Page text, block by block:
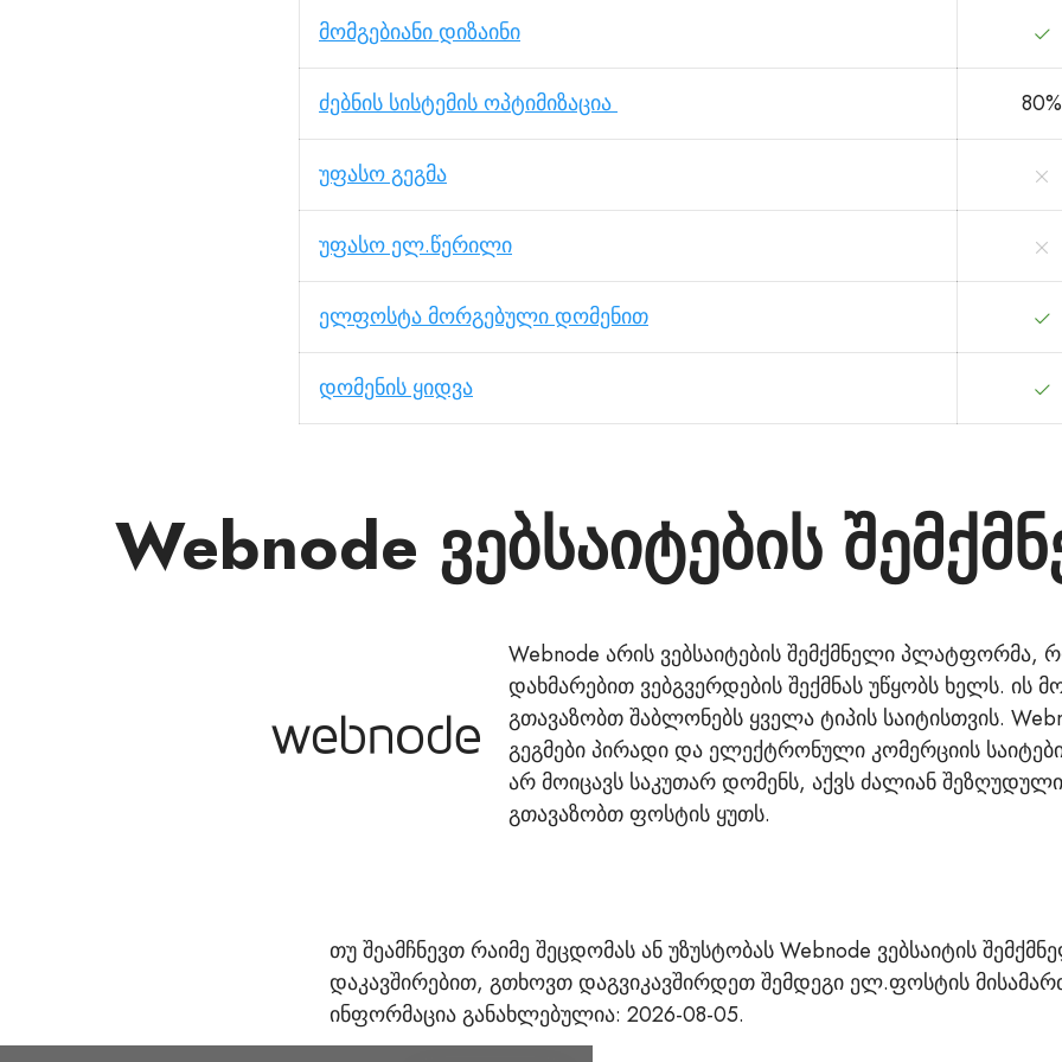
მომგებიანი დიზაინი
ძებნის სისტემის ოპტიმიზაცია 80%
უფასო გეგმა
უფასო ელ.წერილი
ელფოსტა მორგებული დომენით
დომენის ყიდვა
Webnode ვებსაიტების
Webnode არის ვებსაიტების შემქმნელი პლატფორმა,
დახმარებით ვებგვერდების შექმნას უწყობს ხელს. ის
გთავაზობთ შაბლონებს ყველა ტიპის საიტისთვის.
გეგმები პირადი და ელექტრონული კომერციის
არ მოიცავს საკუთარ დომენს, აქვს ძალიან
გთავაზობთ ფოსტის ყუთს.
თუ შეამჩნევთ რაიმე შეცდომას ან უზუსტობას Webnode ვებსაიტის
დაკავშირებით, გთხოვთ დაგვიკავშირდეთ შემდეგი ელ.ფოსტის
ინფორმაცია განახლებულია: 2026-08-05.